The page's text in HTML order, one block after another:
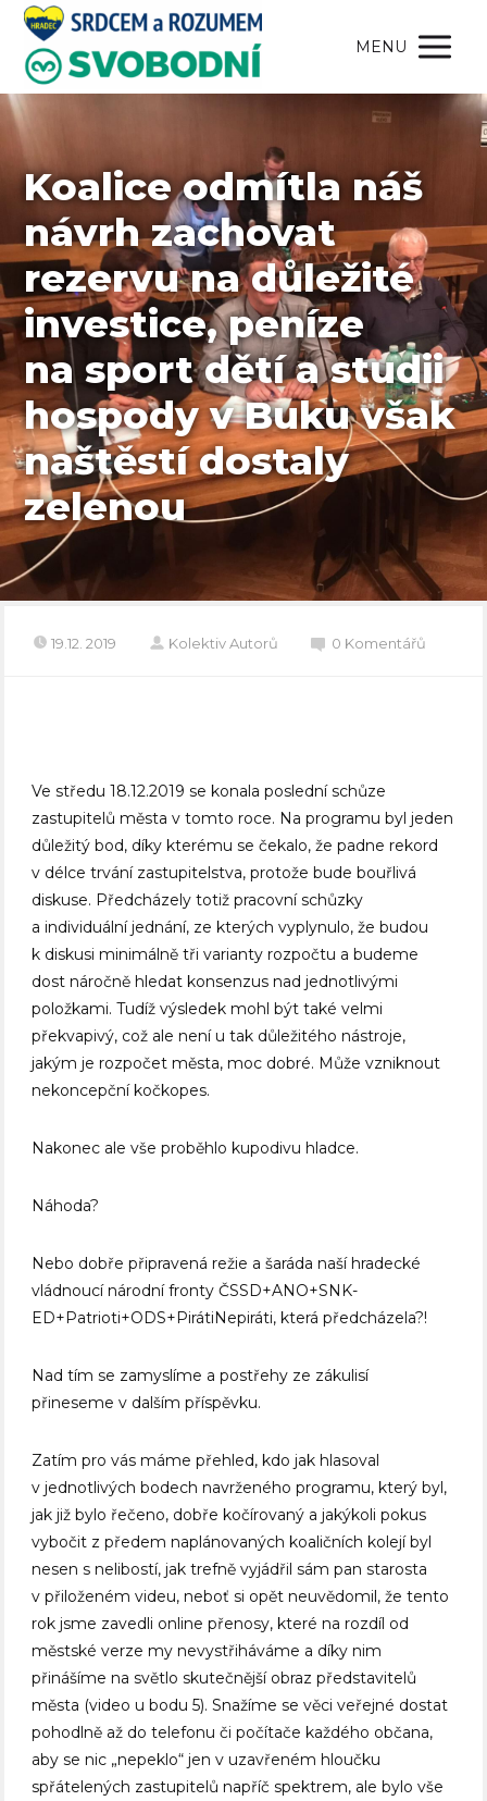
MENU
Koalice odmítla náš
návrh zachovat
rezervu na důležité
investice, peníze
na sport dětí a studii
hospody v Buku však
naštěstí dostaly
zelenou
19.12. 2019 Kolektiv Autorů 0 Komentářů
Ve středu 18.12.2019 se konala poslední schůze
zastupitelů města v tomto roce. Na programu byl jeden
důležitý bod, díky kterému se čekalo, že padne rekord
v délce trvání zastupitelstva, protože bude bouřlivá
diskuse. Předcházely totiž pracovní schůzky
a individuální jednání, ze kterých vyplynulo, že budou
k diskusi minimálně tři varianty rozpočtu a budeme
dost náročně hledat konsenzus nad jednotlivými
položkami. Tudíž výsledek mohl být také velmi
překvapivý, což ale není u tak důležitého nástroje,
jakým je rozpočet města, moc dobré. Může vzniknout
nekoncepční kočkopes.
Nakonec ale vše proběhlo kupodivu hladce.
Náhoda?
Nebo dobře připravená režie a šaráda naší hradecké
vládnoucí národní fronty ČSSD+ANO+SNK-
ED+Patrioti+ODS+PirátiNepiráti, která předcházela?!
Nad tím se zamyslíme a postřehy ze zákulisí
přineseme v dalším příspěvku.
Zatím pro vás máme přehled, kdo jak hlasoval
v jednotlivých bodech navrženého programu, který byl,
jak již bylo řečeno, dobře kočírovaný a jakýkoli pokus
vybočit z předem naplánovaných koaličních kolejí byl
nesen s nelibostí, jak trefně vyjádřil sám pan starosta
v přiloženém videu, neboť si opět neuvědomil, že tento
rok jsme zavedli online přenosy, které na rozdíl od
městské verze my nevystřiháváme a díky nim
přinášíme na světlo skutečnější obraz představitelů
města (video u bodu 5). Snažíme se věci veřejné dostat
pohodlně až do telefonu či počítače každého občana,
aby se nic „nepeklo“ jen v uzavřeném hloučku
spřátelených zastupitelů napříč spektrem, ale bylo vše